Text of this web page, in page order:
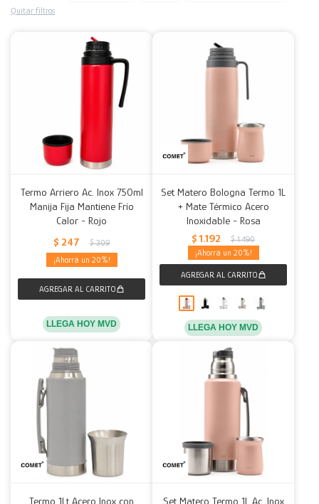
Quitar filtros
Termo Arriero Ac. Inox 750ml
Manija Fija Mantiene Frío
Calor - Rojo
$ 247 $ 309
20
LLEGA HOY MVD
Set Matero Bologna Termo 1L
+ Mate Térmico Acero
Inoxidable - Rosa
$ 1.192 $ 1.490
20
LLEGA HOY MVD
Termo 1Lt Acero Inox con
Set Matero Termo 1L Ac. Inox
Accesorios para el hogar
Muebles Infantiles